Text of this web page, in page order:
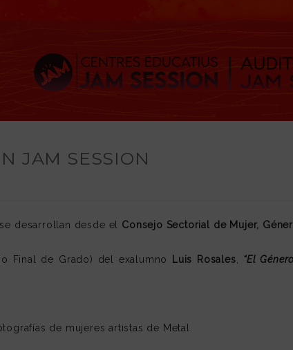
JAM SESSION
desarrollan desde el Consejo Sectorial de Mujer,
Final de Grado) del exalumno
Luis Rosales “El
de mujeres artistas de Metal.